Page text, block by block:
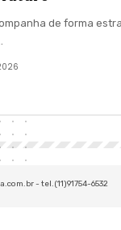
de forma
- tel.(11)91754-6532